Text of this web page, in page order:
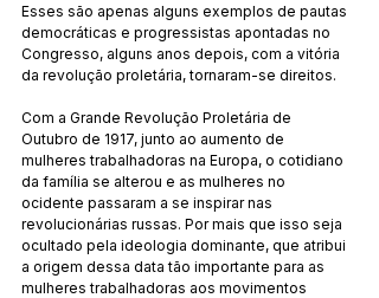
Esses são apenas alguns exemplos de pautas
democráticas e progressistas apontadas no
Congresso, alguns anos depois, com a vitória
da revolução proletária, tornaram-se direitos.
Com a Grande Revolução Proletária de
Outubro de 1917, junto ao aumento de
mulheres trabalhadoras na Europa, o cotidiano
da família se alterou e as mulheres no
ocidente passaram a se inspirar nas
revolucionárias russas. Por mais que isso seja
ocultado pela ideologia dominante, que atribui
a origem dessa data tão importante para as
mulheres trabalhadoras aos movimentos